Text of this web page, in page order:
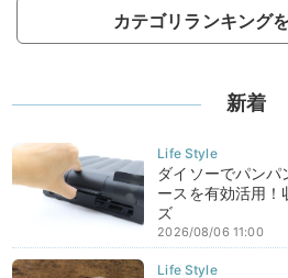
カテゴリランキング
新着
ダイソーでパン
ースを有効活用！
ズ
2026/08/06 11:00